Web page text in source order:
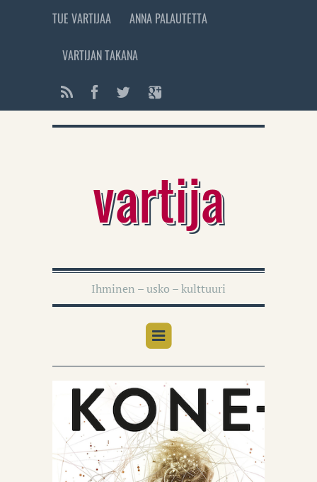
TUE VARTIJAA ANNA PALAUTETTA
VARTIJAN TAKANA
vartija
Ihminen – usko – kulttuuri